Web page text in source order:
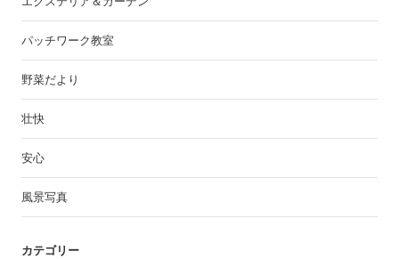
パッチワーク教室
野菜だより
壮快
安心
風景写真
カテゴリー